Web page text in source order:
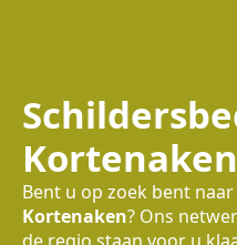
Kortenaken
Bent u op zoek bent
Kortenaken? Ons